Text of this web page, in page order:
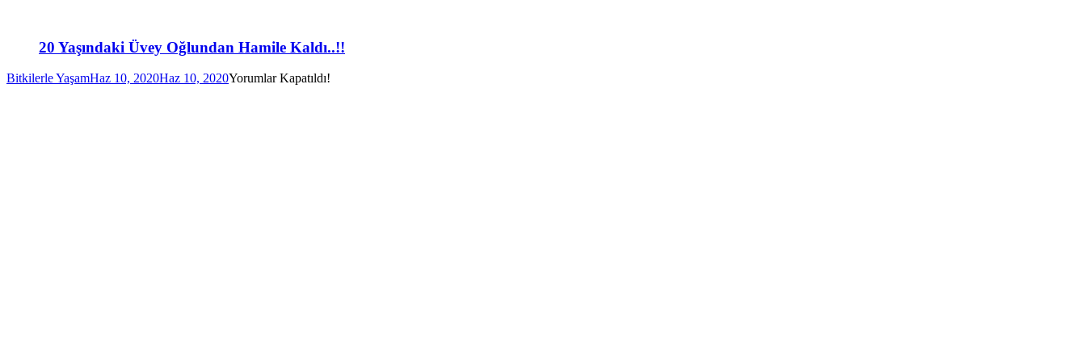
20 Yaşındaki Üvey Oğlundan Hamile Kaldı..!!
Bitkilerle YaşamHaz 10, 2020Haz 10, 2020Yorumlar Kapatıldı!